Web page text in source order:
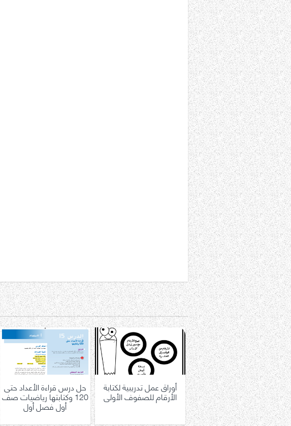
أوراق عمل تدريبية لكتابة
الأرقام للصفوف الأولى
حل درس قراءة الأعداد حتى
120 وكتابتها رياضيات صف
أول فصل أول